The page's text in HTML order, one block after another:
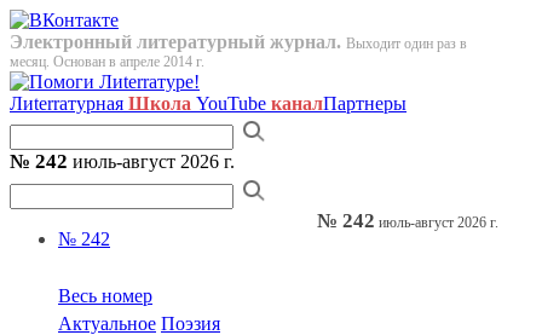
Электронный литературный журнал. Выходит один раз в
месяц. Основан в апреле 2014 г.
Лиterraтурная Школа YouTube каналПартнеры
№ 242 июль-август 2026 г.
№ 242
Весь номер
Актуальное Поэзия
№ 242 июль-август 2026 г.